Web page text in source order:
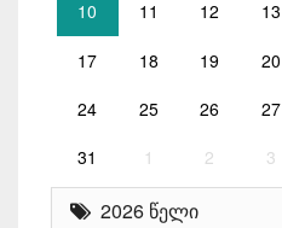
10 11 12 13
17 18 19 20
24 25 26 27
31 1 2 3
2026 წელი